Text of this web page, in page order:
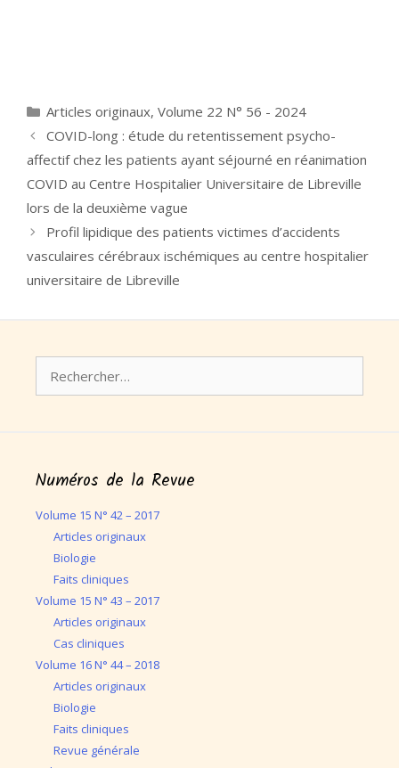
Catégories
Articles originaux, Volume 22 N° 56 - 2024
COVID-long : étude du retentissement psycho-
affectif chez les patients ayant séjourné en réanimation
COVID au Centre Hospitalier Universitaire de Libreville
lors de la deuxième vague
Profil lipidique des patients victimes d’accidents
vasculaires cérébraux ischémiques au centre hospitalier
universitaire de Libreville
Numéros de la Revue
Volume 15 N° 42 – 2017
Articles originaux
Biologie
Faits cliniques
Volume 15 N° 43 – 2017
Articles originaux
Cas cliniques
Volume 16 N° 44 – 2018
Articles originaux
Biologie
Faits cliniques
Revue générale